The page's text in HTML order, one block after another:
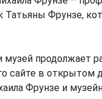
Татьяны Фрунзе,
продолжает
сайте в открытом
Фрунзе и